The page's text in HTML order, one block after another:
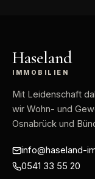
Haseland
IMMOBILIEN
Mit Leidenschaft
wir Wohn- und
Osnabrück und
info@haseland-
0541 33 55 20